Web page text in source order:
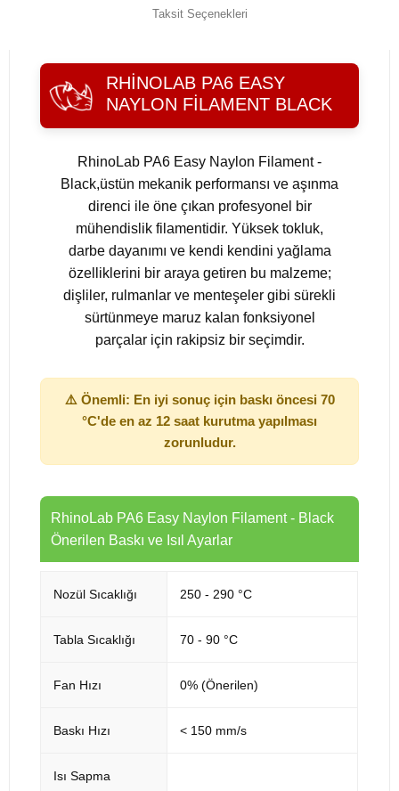
Taksit Seçenekleri
RHINOLAB PA6 EASY
NAYLON FILAMENT BLACK
RhinoLab PA6 Easy Naylon Filament -
Black,üstün mekanik performansı ve aşınma
direnci ile öne çıkan profesyonel bir
mühendislik filamentidir. Yüksek tokluk,
darbe dayanımı ve kendi kendini yağlama
özelliklerini bir araya getiren bu malzeme;
dişliler, rulmanlar ve menteşeler gibi sürekli
sürtünmeye maruz kalan fonksiyonel
parçalar için rakipsiz bir seçimdir.
⚠️ Önemli: En iyi sonuç için baskı öncesi 70
°C'de en az 12 saat kurutma yapılması
zorunludur.
RhinoLab PA6 Easy Naylon Filament - Black
Önerilen Baskı ve Isıl Ayarlar
Nozül Sıcaklığı 250 - 290 °C
Tabla Sıcaklığı 70 - 90 °C
Fan Hızı 0% (Önerilen)
Baskı Hızı < 150 mm/s
Isı Sapma